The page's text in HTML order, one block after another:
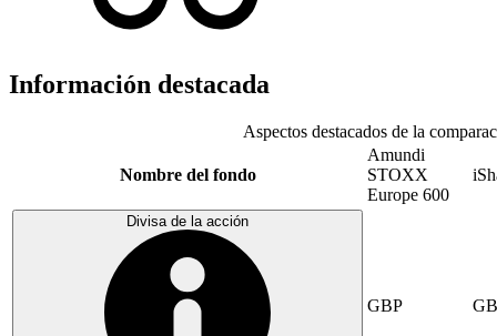
Información destacada
Aspectos destacados de la
Nombre del fondo
Amundi
STOXX
Europe 600
Divisa de la acción
GBP